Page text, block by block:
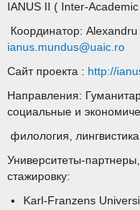
IANUS II ( Inter-
Координатор:
ianus.mundus@uaic.ro
Сайт проекта : http://
Направления:
социальные и
филология,
Университеты-
стажировку:
Karl-Franzens